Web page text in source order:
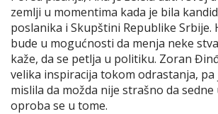
zemlji u momentima kada je bila
poslanika i Skupštini Republike Srbije.
bude u mogućnosti da menja neke
kaže, da se petlja u politiku. Zoran
velika inspiracija tokom odrastanja, pa
mislila da možda nije strašno da
oproba se u tome.